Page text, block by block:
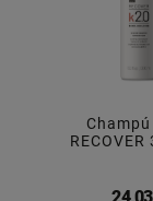
RECOVER